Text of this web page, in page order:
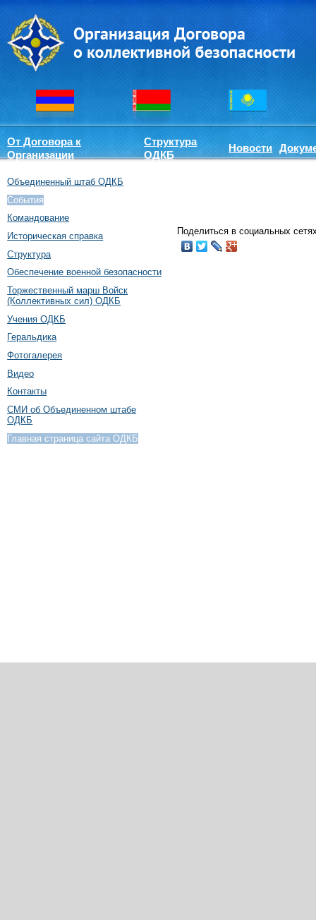
От Договора к
Организации
Структура
ОДКБ
Новости
Объединенный штаб ОДКБ
События
Командование
Историческая справка
Структура
Обеспечение военной безопасности
Торжественный марш Войск
(Коллективных сил) ОДКБ
Учения ОДКБ
Геральдика
Фотогалерея
Видео
Контакты
СМИ об Объединенном штабе
ОДКБ
Главная страница сайта ОДКБ
Поделиться в социальных